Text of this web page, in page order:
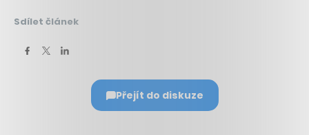
Sdílet článek
Přejít do diskuze